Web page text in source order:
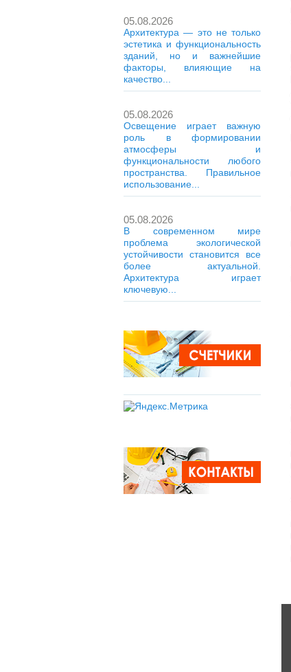
05.08.2026
Архитектура — это не только
эстетика и функциональность
зданий, но и важнейшие
факторы, влияющие на
качество...
05.08.2026
Освещение играет важную
роль в формировании
атмосферы и
функциональности любого
пространства. Правильное
использование...
05.08.2026
В современном мире
проблема экологической
устойчивости становится все
более актуальной.
Архитектура играет
ключевую...